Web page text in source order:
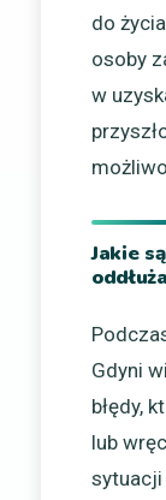
do
osoby
w
Jakie
Gdyni
błędy,
lub
sytuacji